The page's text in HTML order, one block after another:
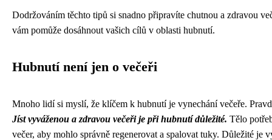
Dodržováním těchto tipů si snadno připravíte chutnou a zdravou
vám pomůže dosáhnout vašich cílů v oblasti hubnutí.
Hubnutí není jen o večeři
Mnoho lidí si myslí, že klíčem k hubnutí je vynechání večeře.
Jíst vyváženou a zdravou večeři je při hubnutí důležité. Tělo
večer, aby mohlo správně regenerovat a spalovat tuky. Důležité je